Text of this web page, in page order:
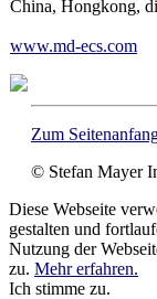
China, Hongkong,
www.md-ecs.com
Zum
© Stefan Mayer
Diese Webseite
gestalten und
Nutzung der
zu. Mehr erfahren.
Ich stimme zu.